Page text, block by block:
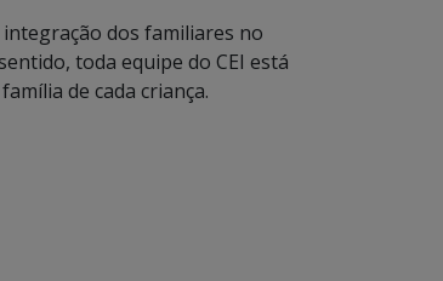
dos familiares no
toda equipe do CEI está
de cada criança.